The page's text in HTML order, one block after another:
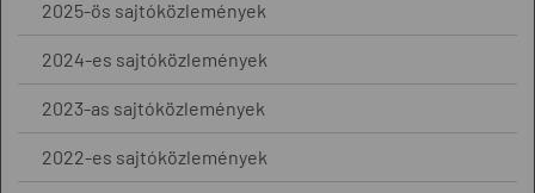
2025-ös sajtóközlemények
2024-es sajtóközlemények
2023-as sajtóközlemények
2022-es sajtóközlemények